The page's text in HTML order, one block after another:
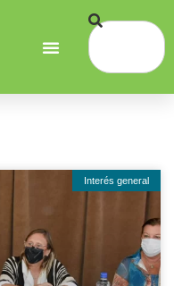
Interés general